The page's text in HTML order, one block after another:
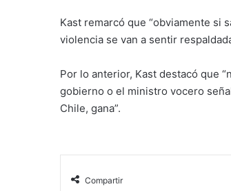
Kast remarcó que “obviamente si
violencia se van a sentir
Por lo anterior, Kast destacó que
gobierno o el ministro vocero
Chile, gana”.
Compartir